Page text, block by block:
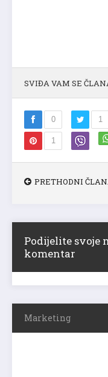
SVIĐA VAM SE
0 1
1
PRETHODNI
Podijelite svoje
komentar
Marketing